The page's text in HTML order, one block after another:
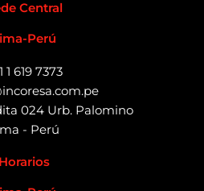
Central
Perú
1 619 7373
024 Urb. Palomino
- Perú
Horarios